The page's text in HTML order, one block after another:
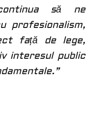
să ne
profesionalism,
față de lege,
interesul public